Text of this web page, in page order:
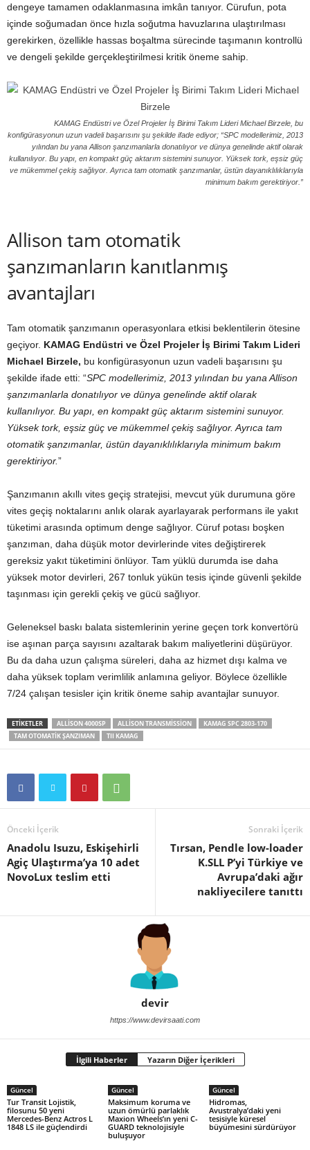
dengeye tamamen odaklanmasına imkân tanıyor. Cürufun, pota
içinde soğumadan önce hızla soğutma havuzlarına ulaştırılması
gerekirken, özellikle hassas boşaltma sürecinde taşımanın kontrollü
ve dengeli şekilde gerçekleştirilmesi kritik öneme sahip.
KAMAG Endüstri ve Özel Projeler İş Birimi Takım Lideri Michael Birzele, bu
konfigürasyonun uzun vadeli başarısını şu şekilde ifade ediyor; “SPC modellerimiz, 2013
yılından bu yana Allison şanzımanlarla donatılıyor ve dünya genelinde aktif olarak
kullanılıyor. Bu yapı, en kompakt güç aktarım sistemini sunuyor. Yüksek tork, eşsiz güç
ve mükemmel çekiş sağlıyor. Ayrıca tam otomatik şanzımanlar, üstün dayanıklılıklarıyla
minimum bakım gerektiriyor.”
Allison tam otomatik
şanzımanların kanıtlanmış
avantajları
Tam otomatik şanzımanın operasyonlara etkisi beklentilerin ötesine
geçiyor. KAMAG Endüstri ve Özel Projeler İş Birimi Takım Lideri
Michael Birzele, bu konfigürasyonun uzun vadeli başarısını şu
şekilde ifade etti: “SPC modellerimiz, 2013 yılından bu yana Allison
şanzımanlarla donatılıyor ve dünya genelinde aktif olarak
kullanılıyor. Bu yapı, en kompakt güç aktarım sistemini sunuyor.
Yüksek tork, eşsiz güç ve mükemmel çekiş sağlıyor. Ayrıca tam
otomatik şanzımanlar, üstün dayanıklılıklarıyla minimum bakım
gerektiriyor.”
Şanzımanın akıllı vites geçiş stratejisi, mevcut yük durumuna göre
vites geçiş noktalarını anlık olarak ayarlayarak performans ile yakıt
tüketimi arasında optimum denge sağlıyor. Cüruf potası boşken
şanzıman, daha düşük motor devirlerinde vites değiştirerek
gereksiz yakıt tüketimini önlüyor. Tam yüklü durumda ise daha
yüksek motor devirleri, 267 tonluk yükün tesis içinde güvenli şekilde
taşınması için gerekli çekiş ve gücü sağlıyor.
Geleneksel baskı balata sistemlerinin yerine geçen tork konvertörü
ise aşınan parça sayısını azaltarak bakım maliyetlerini düşürüyor.
Bu da daha uzun çalışma süreleri, daha az hizmet dışı kalma ve
daha yüksek toplam verimlilik anlamına geliyor. Böylece özellikle
7/24 çalışan tesisler için kritik öneme sahip avantajlar sunuyor.
ETIKETLER ALLISON 4000SP ALLISON TRANSMISSION
KAMAG SPC 2803-170
TAM OTOMATIK ŞANZIMAN
TII KAMAG
Önceki İçerik
Anadolu Isuzu, Eskişehirli
Agiç Ulaştırma’ya 10 adet
NovoLux teslim etti
Sonraki İçerik
Tırsan, Pendle low-loader
K.SLL P’yi Türkiye ve
Avrupa’daki ağır
nakliyecilere tanıttı
devir
https://www.devirsaati.com
İlgili Haberler Yazarın Diğer İçerikleri
Güncel
Tur Transit Lojistik,
filosunu 50 yeni
Mercedes-Benz Actros L
1848 LS ile güçlendirdi
Güncel
Maksimum koruma ve
uzun ömürlü parlaklık
Maxion Wheels’ın yeni C-
GUARD teknolojisiyle
buluşuyor
Güncel
Hidromas,
Avustralya’daki yeni
tesisiyle küresel
büyümesini sürdürüyor